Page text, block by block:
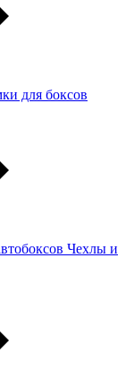
для боксов
Чехлы и